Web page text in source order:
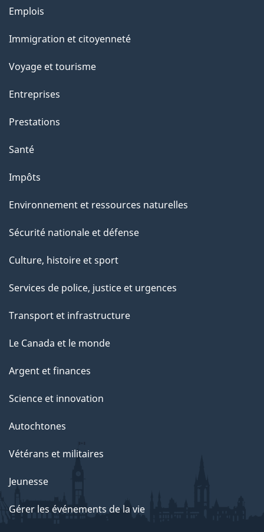
Thèmes
sujets
Emplois
Immigration et citoyenneté
Voyage et tourisme
Entreprises
Prestations
Santé
Impôts
Environnement et ressources naturelles
Sécurité nationale et défense
Culture, histoire et sport
Services de police, justice et urgences
Transport et infrastructure
Le Canada et le monde
Argent et finances
Science et innovation
Autochtones
Vétérans et militaires
Jeunesse
Gérer les événements de la vie